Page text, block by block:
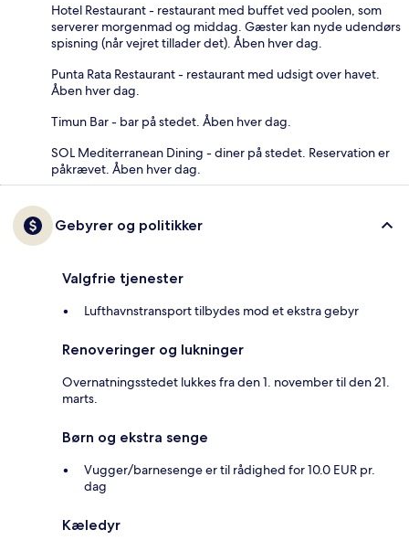
Hotel Restaurant - restaurant med buffet ved poolen, som
serverer morgenmad og middag. Gæster kan nyde udendørs
spisning (når vejret tillader det). Åben hver dag.
Punta Rata Restaurant - restaurant med udsigt over havet.
Åben hver dag.
Timun Bar - bar på stedet. Åben hver dag.
SOL Mediterranean Dining - diner på stedet. Reservation er
påkrævet. Åben hver dag.
Gebyrer og politikker
Valgfrie tjenester
Lufthavnstransport tilbydes mod et ekstra gebyr
Renoveringer og lukninger
Overnatningsstedet lukkes fra den 1. november til den 21.
marts.
Børn og ekstra senge
Vugger/barnesenge er til rådighed for 10.0 EUR pr.
dag
Kæledyr